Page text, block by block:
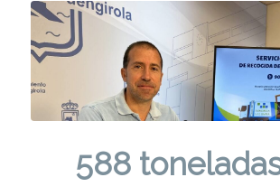
588